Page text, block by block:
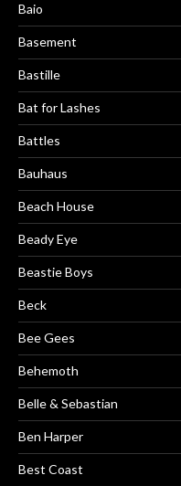
Baio
Basement
Bastille
Bat for Lashes
Battles
Bauhaus
Beach House
Beady Eye
Beastie Boys
Beck
Bee Gees
Behemoth
Belle & Sebastian
Ben Harper
Best Coast